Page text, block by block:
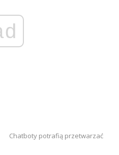
Chatboty potrafią przetwarzać